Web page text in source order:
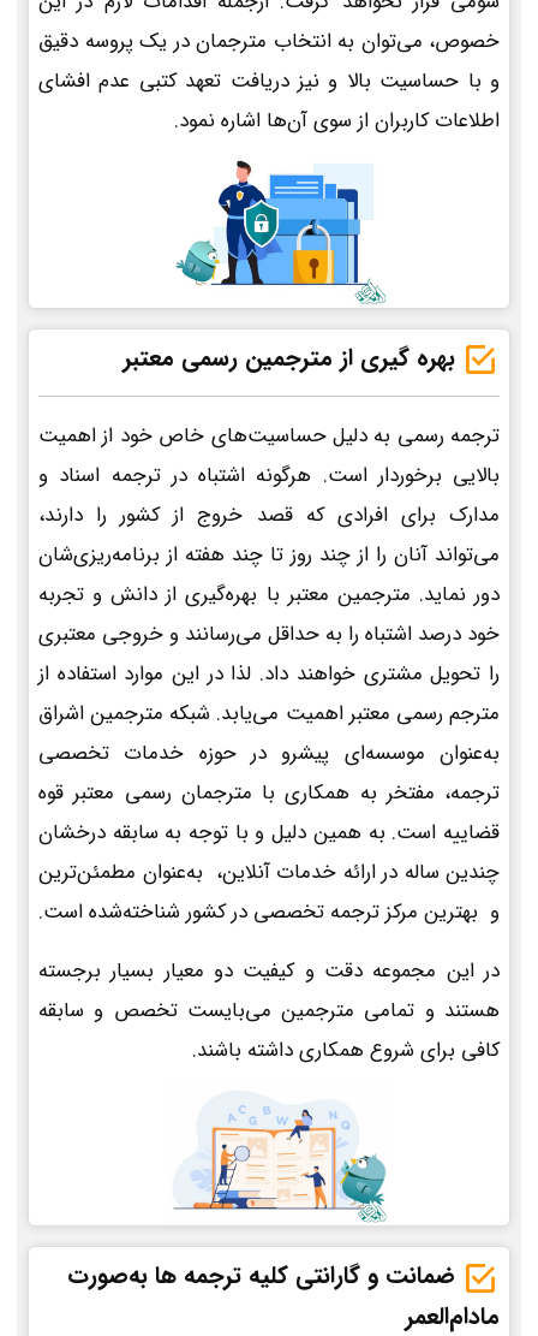
خصوص، می‌توان به انتخاب مترجمان در یک پروسه دقیق
و با حساسیت بالا و نیز دریافت تعهد کتبی عدم افشای
اطلاعات کاربران از سوی آن‌ها اشاره نمود.
بهره گیری از مترجمین رسمی معتبر
ترجمه رسمی به دلیل حساسیت‌های خاص خود از اهمیت
بالایی برخوردار است. هرگونه اشتباه در ترجمه اسناد و
مدارک برای افرادی که قصد خروج از کشور را دارند،
می‌تواند آنان را از چند روز تا چند هفته از برنامه‌ریزی‌شان
دور نماید. مترجمین معتبر با بهره‌گیری از دانش و تجربه
خود درصد اشتباه را به حداقل می‌رسانند و خروجی معتبری
را تحویل مشتری خواهند داد. لذا در این موارد استفاده از
مترجم رسمی معتبر اهمیت می‌یابد. شبکه مترجمین اشراق
به‌عنوان موسسه‌ای پیشرو در حوزه خدمات تخصصی
ترجمه، مفتخر به همکاری با مترجمان رسمی معتبر قوه
قضاییه است. به همین دلیل و با توجه به سابقه درخشان
چندین ساله در ارائه خدمات آنلاین، به‌عنوان مطمئن‌ترین
و بهترین مرکز ترجمه تخصصی در کشور شناخته‌شده است.
در این مجموعه دقت و کیفیت دو معیار بسیار برجسته
هستند و تمامی مترجمین می‌بایست تخصص و سابقه
کافی برای شروع همکاری داشته باشند.
ضمانت و گارانتی کلیه ترجمه ها به‌صورت
مادام‌العمر